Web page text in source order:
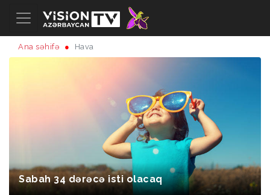
Ana səhifə Hava
Sabah 34 dərəcə isti olacaq